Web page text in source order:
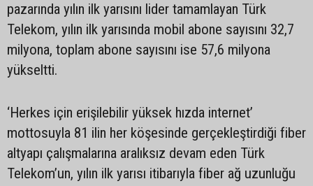
pazarında yılın ilk yarısını lider tamamlayan Türk
Telekom, yılın ilk yarısında mobil abone sayısını 32,7
milyona, toplam abone sayısını ise 57,6 milyona
yükseltti.
‘Herkes için erişilebilir yüksek hızda internet’
mottosuyla 81 ilin her köşesinde gerçekleştirdiği fiber
altyapı çalışmalarına aralıksız devam eden Türk
Telekom’un, yılın ilk yarısı itibarıyla fiber ağ uzunluğu